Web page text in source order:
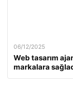
06/12/2025
Web tasarım
markalara